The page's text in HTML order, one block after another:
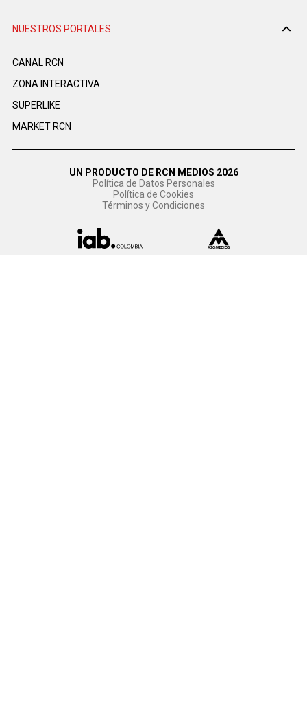
NUESTROS PORTALES
CANAL RCN
ZONA INTERACTIVA
SUPERLIKE
MARKET RCN
UN PRODUCTO DE RCN MEDIOS 2026
Política de Datos Personales
Política de Cookies
Términos y Condiciones